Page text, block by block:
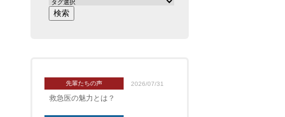
先輩たちの声 2026/07/31
救急医の魅力とは？